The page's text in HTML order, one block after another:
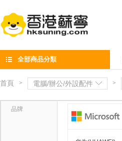
全部商品分類
首頁 > 電腦/辦公/外設配件 >
品牌